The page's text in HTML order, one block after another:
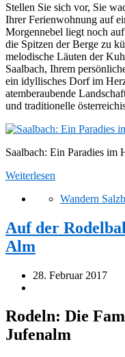
Stellen Sie sich vor, Sie
Ihrer Ferienwohnung auf
Morgennebel liegt noch
die Spitzen der Berge zu
melodische Läuten der
Saalbach, Ihrem
ein idyllisches Dorf im
atemberaubende
und traditionelle
Saalbach: Ein Paradies im
Weiterlesen
Wandern
Auf der
Alm
28. Februar 2017
Rodeln: Die
Jufenalm